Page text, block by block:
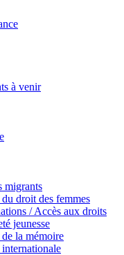
à venir
migrants
droit des femmes
/ Accès aux droits
jeunesse
la mémoire